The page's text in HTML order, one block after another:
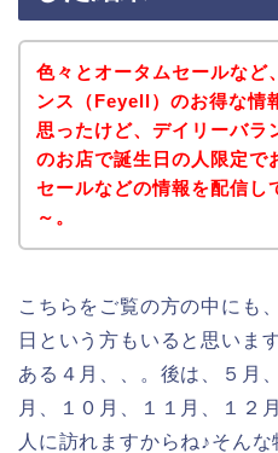
色々とオータムセールなど
ンス（Feyell）のお得な情
思ったけど、デイリーバラ
のお店で誕生日の人限定で
セールなどの情報を配信し
～。
こちらをご覧の方の中にも
日という方もいると思いま
ある４月、、。後は、５月
月、１０月、１１月、１２
人に訪れますからね♪そん